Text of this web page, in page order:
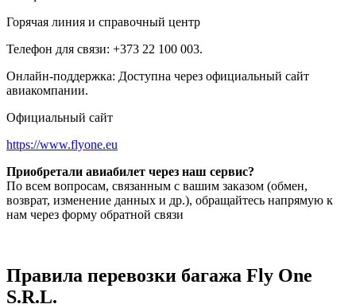
Горячая линия и справочный центр
Телефон для связи: +373 22 100 003.
Онлайн-поддержка: Доступна через официальный сайт
авиакомпании.
Официальный сайт
https://www.flyone.eu
Приобретали авиабилет через наш сервис?
По всем вопросам, связанным с вашим заказом (обмен,
возврат, изменение данных и др.), обращайтесь напрямую к
нам через форму обратной связи
Правила перевозки багажа Fly One
S.R.L.